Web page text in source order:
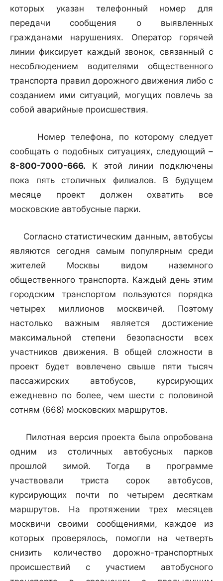
которых указан телефонный номер для
передачи сообщения о выявленных
гражданами нарушениях. Оператор горячей
линии фиксирует каждый звонок, связанный с
несоблюдением водителями общественного
транспорта правил дорожного движения либо с
созданием ими ситуаций, могущих повлечь за
собой аварийные происшествия.
Номер телефона, по которому следует
сообщать о подобных ситуациях, следующий –
8-800-7000-666. К этой линии подключены
пока пять столичных филиалов. В будущем
месяце проект должен охватить все
московские автобусные парки.
Согласно статистическим данным, автобусы
являются сегодня самым популярным среди
жителей Москвы видом наземного
общественного транспорта. Каждый день этим
городским транспортом пользуются порядка
четырех миллионов москвичей. Поэтому
настолько важным является достижение
максимальной степени безопасности всех
участников движения. В общей сложности в
проект будет вовлечено свыше пяти тысяч
пассажирских автобусов, курсирующих
ежедневно по более, чем шести с половиной
сотням (668) московских маршрутов.
Пилотная версия проекта была опробована
одним из столичных автобусных парков
прошлой зимой. Тогда в программе
участвовали триста сорок автобусов,
курсирующих почти по четырем десяткам
маршрутов. На протяжении трех месяцев
москвичи своими сообщениями, каждое из
которых проверялось, помогли на четверть
снизить количество дорожно-транспортных
происшествий с участием автобусного